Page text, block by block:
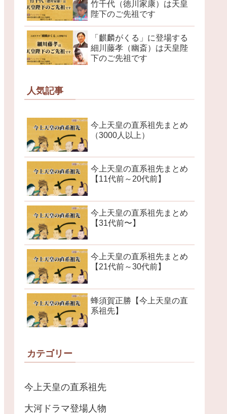
竹千代（徳川家康）は天皇
陛下のご先祖です
「麒麟がくる」に登場する
細川藤孝（幽斎）は天皇陛
下のご先祖です
人気記事
今上天皇の直系祖先まとめ
（3000人以上）
今上天皇の直系祖先まとめ
【11代前～20代前】
今上天皇の直系祖先まとめ
【31代前〜】
今上天皇の直系祖先まとめ
【21代前～30代前】
蜂須賀正勝【今上天皇の直
系祖先】
カテゴリー
今上天皇の直系祖先
大河ドラマ登場人物